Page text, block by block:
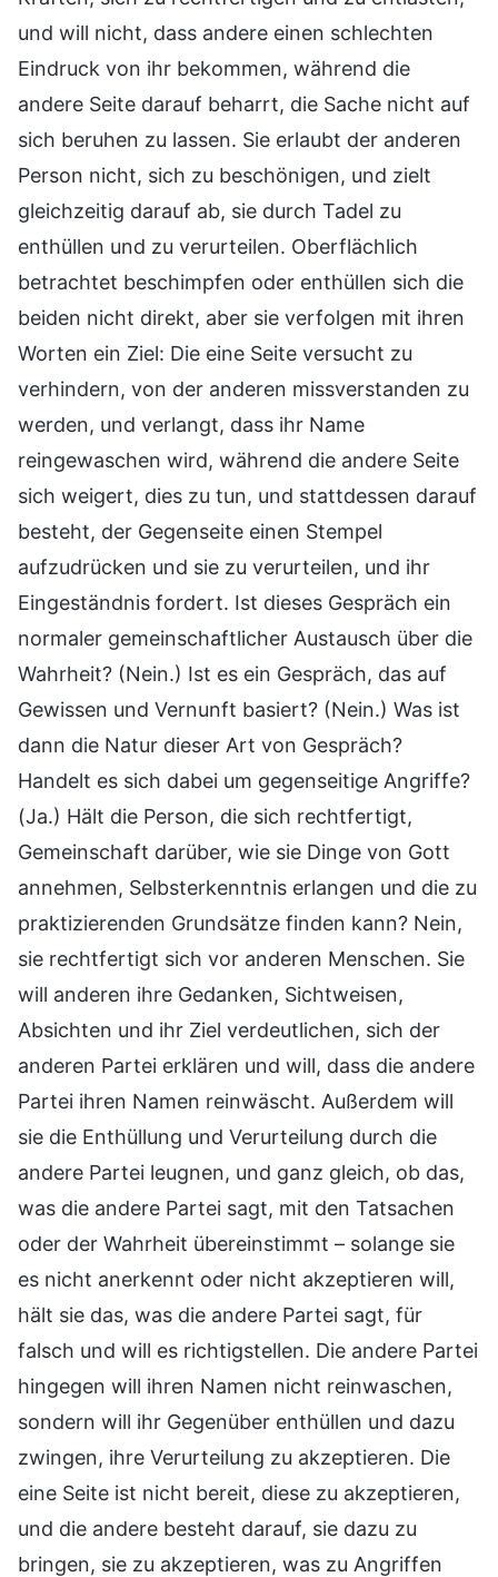
und will nicht, dass andere einen schlechten
Eindruck von ihr bekommen, während die
andere Seite darauf beharrt, die Sache nicht auf
sich beruhen zu lassen. Sie erlaubt der anderen
Person nicht, sich zu beschönigen, und zielt
gleichzeitig darauf ab, sie durch Tadel zu
enthüllen und zu verurteilen. Oberflächlich
betrachtet beschimpfen oder enthüllen sich die
beiden nicht direkt, aber sie verfolgen mit ihren
Worten ein Ziel: Die eine Seite versucht zu
verhindern, von der anderen missverstanden zu
werden, und verlangt, dass ihr Name
reingewaschen wird, während die andere Seite
sich weigert, dies zu tun, und stattdessen darauf
besteht, der Gegenseite einen Stempel
aufzudrücken und sie zu verurteilen, und ihr
Eingeständnis fordert. Ist dieses Gespräch ein
normaler gemeinschaftlicher Austausch über die
Wahrheit? (Nein.) Ist es ein Gespräch, das auf
Gewissen und Vernunft basiert? (Nein.) Was ist
dann die Natur dieser Art von Gespräch?
Handelt es sich dabei um gegenseitige Angriffe?
(Ja.) Hält die Person, die sich rechtfertigt,
Gemeinschaft darüber, wie sie Dinge von Gott
annehmen, Selbsterkenntnis erlangen und die zu
praktizierenden Grundsätze finden kann? Nein,
sie rechtfertigt sich vor anderen Menschen. Sie
will anderen ihre Gedanken, Sichtweisen,
Absichten und ihr Ziel verdeutlichen, sich der
anderen Partei erklären und will, dass die andere
Partei ihren Namen reinwäscht. Außerdem will
sie die Enthüllung und Verurteilung durch die
andere Partei leugnen, und ganz gleich, ob das,
was die andere Partei sagt, mit den Tatsachen
oder der Wahrheit übereinstimmt – solange sie
es nicht anerkennt oder nicht akzeptieren will,
hält sie das, was die andere Partei sagt, für
falsch und will es richtigstellen. Die andere Partei
hingegen will ihren Namen nicht reinwaschen,
sondern will ihr Gegenüber enthüllen und dazu
zwingen, ihre Verurteilung zu akzeptieren. Die
eine Seite ist nicht bereit, diese zu akzeptieren,
und die andere besteht darauf, sie dazu zu
bringen, sie zu akzeptieren, was zu Angriffen